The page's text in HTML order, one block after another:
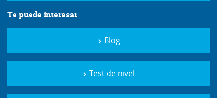
Te puede interesar
Blog
Test de nivel